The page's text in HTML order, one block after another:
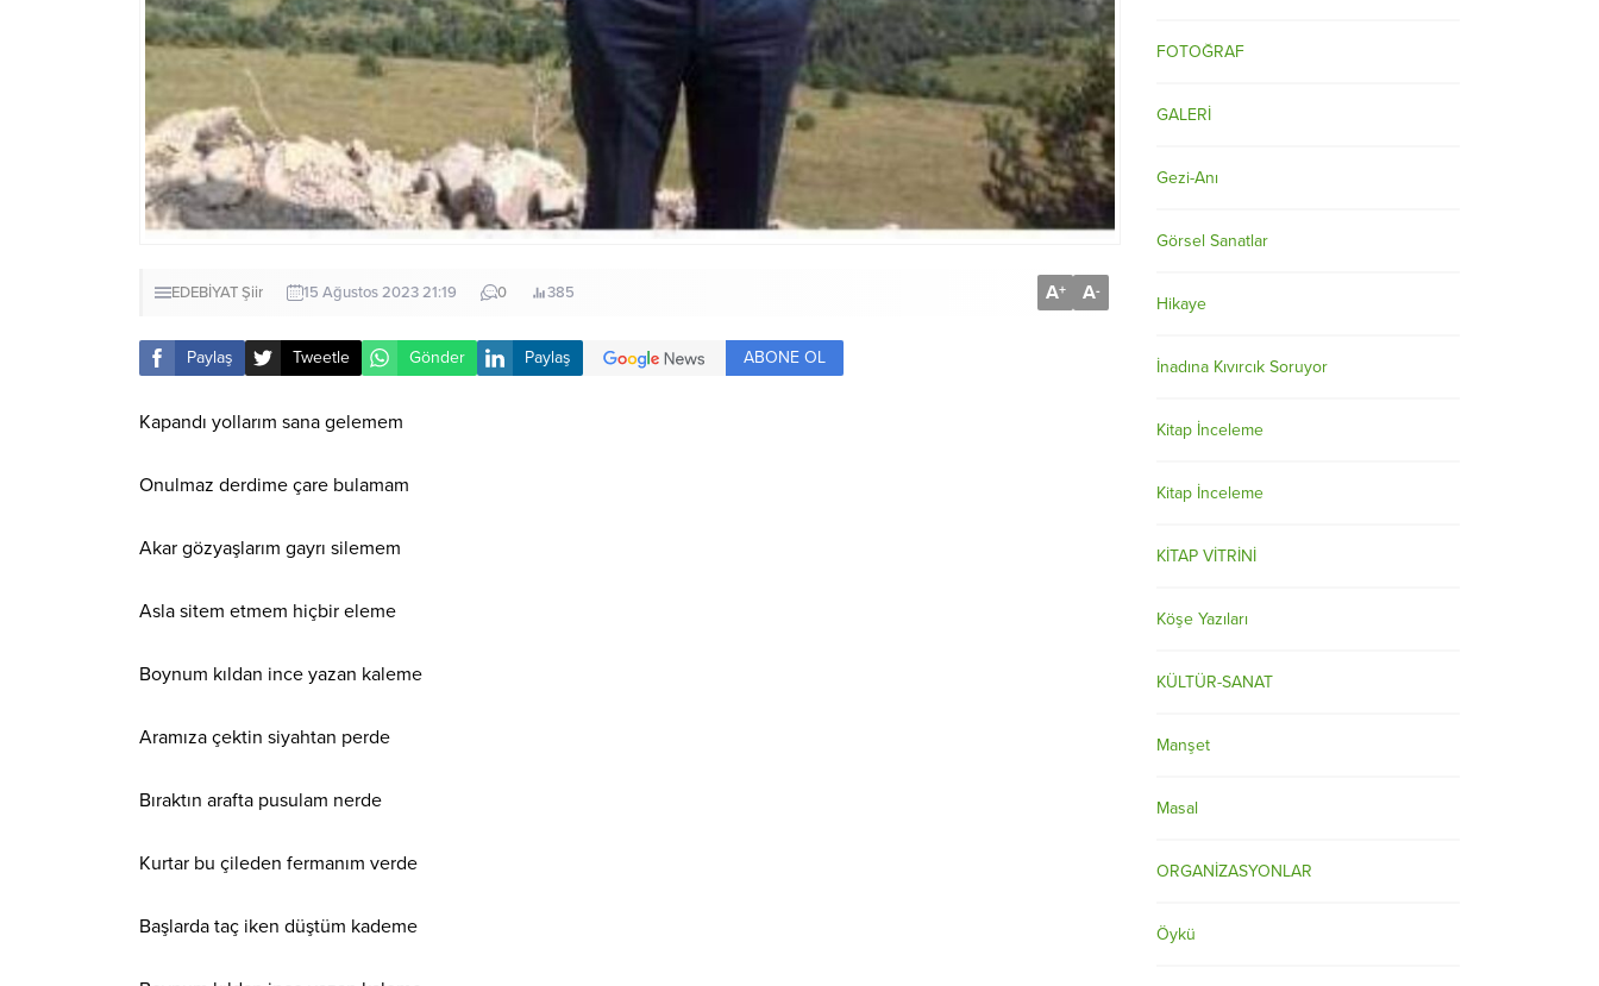
EDEBİYATŞiir 15 Ağustos 2023 21:19 0 385 A+ A-
Paylaş Tweetle Gönder Paylaş ABONE OL
Kapandı yollarım sana gelemem
Onulmaz derdime çare bulamam
Akar gözyaşlarım gayrı silemem
Asla sitem etmem hiçbir eleme
Boynum kıldan ince yazan kaleme
Aramıza çektin siyahtan perde
Bıraktın arafta pusulam nerde
Kurtar bu çileden fermanım verde
Başlarda taç iken düştüm kademe
FOTOĞRAF
GALERİ
Gezi-Anı
Görsel Sanatlar
Hikaye
İnadına Kıvırcık Soruyor
Kitap İnceleme
Kitap İnceleme
KİTAP VİTRİNİ
Köşe Yazıları
KÜLTÜR-SANAT
Manşet
Masal
ORGANİZASYONLAR
Öykü